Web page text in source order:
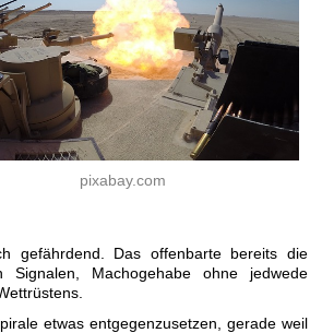
pixabay.com
gefährdend. Das offenbarte bereits die
Signalen, Machogehabe ohne jedwede
etwas entgegenzusetzen, gerade weil